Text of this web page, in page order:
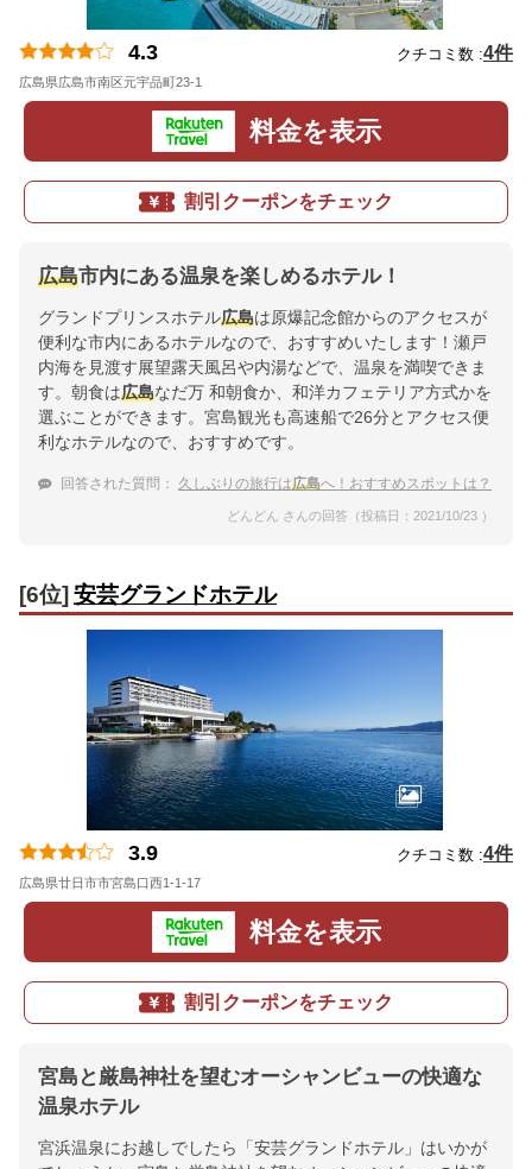
4.3 クチコミ数 :4件
広島県広島市南区元宇品町23-1
料金を表示
割引クーポンをチェック
広島市内にある温泉を楽しめるホテル！
グランドプリンスホテル広島は原爆記念館からのアクセスが
便利な市内にあるホテルなので、おすすめいたします！瀬戸
内海を見渡す展望露天風呂や内湯などで、温泉を満喫できま
す。朝食は広島なだ万 和朝食か、和洋カフェテリア方式かを
選ぶことができます。宮島観光も高速船で26分とアクセス便
利なホテルなので、おすすめです。
回答された質問： 久しぶりの旅行は広島へ！おすすめスポットは？
どんどん さんの回答（投稿日：2021/10/23 ）
[6位] 安芸グランドホテル
3.9 クチコミ数 :4件
広島県廿日市市宮島口西1-1-17
料金を表示
割引クーポンをチェック
宮島と厳島神社を望むオーシャンビューの快適な
温泉ホテル
宮浜温泉にお越しでしたら「安芸グランドホテル」はいかが